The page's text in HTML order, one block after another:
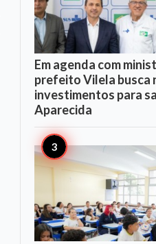
Em agenda com
prefeito Vilela busca
investimentos para
Aparecida